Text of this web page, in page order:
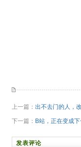
上一篇： 出不去门的人，
下一篇： B站，正在变成下
发表评论